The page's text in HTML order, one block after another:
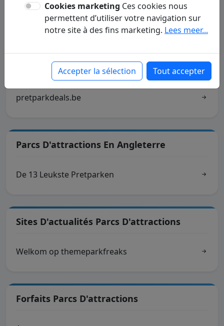
Réductions Parcs D'attractions
Pretparken - kortingen
pretparkdeals.be
Parcs D'attractions En Angleterre
De 13 Leukste Pretparken
Sites D'actualités Parcs D'attractions
Welkom op themeparkfreaks
Forfaits Parcs D'attractions
Cookies marketing Ces cookies nous
permettent d’utiliser votre navigation sur
notre site à des fins marketing. Lees meer...
Accepter la sélection Tout accepter